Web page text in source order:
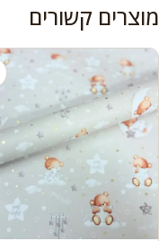
מוצרים קשורים